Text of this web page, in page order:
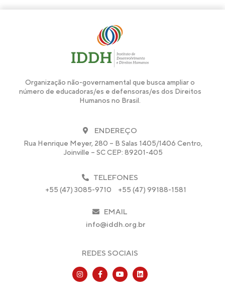
Organização não-governamental que busca ampliar o
número de educadoras/es e defensoras/es dos Direitos
Humanos no Brasil.
ENDEREÇO
Rua Henrique Meyer, 280 – B Salas 1405/1406 Centro,
Joinville – SC CEP: 89201-405
TELEFONES
+55 (47) 3085-9710 +55 (47) 99188-1581
EMAIL
info@iddh.org.br
REDES SOCIAIS